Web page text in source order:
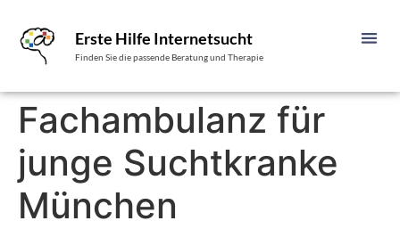
Erste Hilfe Internetsucht
Finden Sie die passende Beratung und Therapie
Fachambulanz für
junge Suchtkranke
München